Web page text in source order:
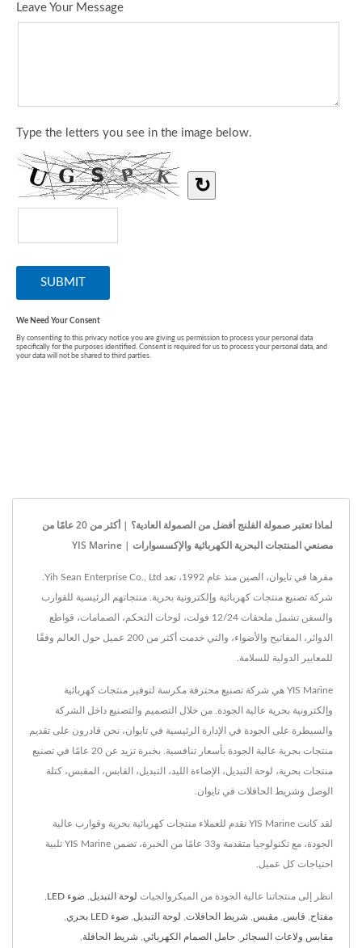
لماذا تعتبر صمولة الفلنج أفضل من الصمولة العادية؟ | أكثر من 20 عامًا من
مصنعي المنتجات البحرية الكهربائية والإكسسوارات | YIS Marine
شركة تصنيع منتجات كهربائية وإلكترونية بحرية. منتجاتهم الرئيسية للقوارب
والسفن تشمل ملحقات 12/24 فولت، لوحات التحكم، الصمامات، قواطع
الدوائر، المفاتيح والأضواء، والتي خدمت أكثر من 200 عميل حول العالم وفقًا
للمعايير الدولية للسلامة.
YIS Marine هي شركة تصنيع محترفة مكرسة لتوفير منتجات كهربائية
وإلكترونية بحرية عالية الجودة. من خلال التصميم والتصنيع داخل الشركة
والسيطرة على الجودة في الإدارة الرئيسية في تايوان، نحن قادرون على تقديم
منتجات بحرية عالية الجودة بأسعار تنافسية. بخبرة تزيد عن 20 عامًا في تصنيع
منتجات بحرية، لوحة التبديل، الإضاءة الليد، التبديل، القابس، المقبس، كتلة
الوصل وشريط الحافلات في تايوان.
لقد كانت YIS Marine تقدم للعملاء منتجات كهربائية بحرية وقوارب عالية
الجودة، مع تكنولوجيا متقدمة و33 عامًا من الخبرة، تضمن YIS Marine تلبية
احتياجات كل عميل.
انظر إلى منتجاتنا عالية الجودة من الميكروالجيات لوحة التبديل ضوء LED
مفتاح قابس مقبس شريط الحافلات لوحة التبديل ضوء LED بحري
مقابس ولاعات السجائر حامل الصمام الكهربائي شريط الحافلة